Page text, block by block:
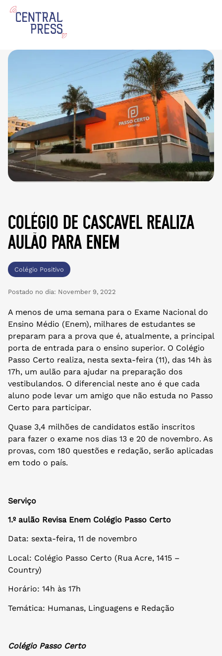
colégio de cascavel realiza
aulão para enem
Colégio Positivo
Postado no dia: November 9, 2022
A menos de uma semana para o Exame Nacional do
Ensino Médio (Enem), milhares de estudantes se
preparam para a prova que é, atualmente, a principal
porta de entrada para o ensino superior. O Colégio
Passo Certo realiza, nesta sexta-feira (11), das 14h às
17h, um aulão para ajudar na preparação dos
vestibulandos. O diferencial neste ano é que cada
aluno pode levar um amigo que não estuda no Passo
Certo para participar.
Quase 3,4 milhões de candidatos estão inscritos
para fazer o exame nos dias 13 e 20 de novembro. As
provas, com 180 questões e redação, serão aplicadas
em todo o país.
Serviço
1.º aulão Revisa Enem Colégio Passo Certo
Data: sexta-feira, 11 de novembro
Local: Colégio Passo Certo (Rua Acre, 1415 –
Country)
Horário: 14h às 17h
Temática: Humanas, Linguagens e Redação
Colégio Passo Certo